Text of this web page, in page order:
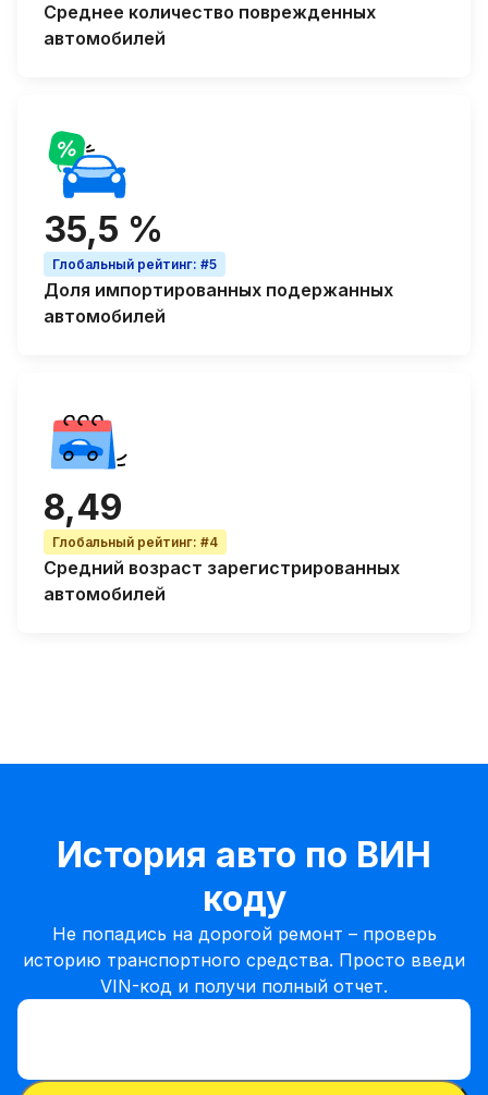
Среднее количество поврежденных
автомобилей
35,5 %
Глобальный рейтинг: #5
Доля импортированных подержанных
автомобилей
8,49
Глобальный рейтинг: #4
Средний возраст зарегистрированных
автомобилей
История авто по ВИН
коду
Не попадись на дорогой ремонт – проверь
историю транспортного средства. Просто введи
VIN-код и получи полный отчет.
Ввести VIN-код
Ввести VIN-код